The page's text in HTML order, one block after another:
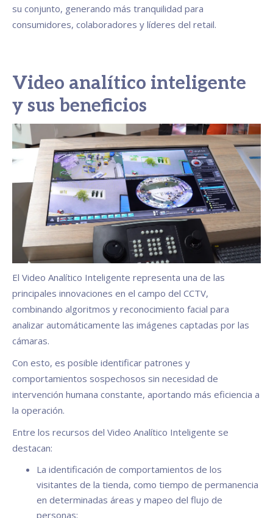
su conjunto, generando más tranquilidad para
consumidores, colaboradores y líderes del retail.
Video analítico inteligente
y sus beneficios
El Video Analítico Inteligente representa una de las
principales innovaciones en el campo del CCTV,
combinando algoritmos y reconocimiento facial para
analizar automáticamente las imágenes captadas por las
cámaras.
Con esto, es posible identificar patrones y
comportamientos sospechosos sin necesidad de
intervención humana constante, aportando más eficiencia a
la operación.
Entre los recursos del Video Analítico Inteligente se
destacan:
La identificación de comportamientos de los
visitantes de la tienda, como tiempo de permanencia
en determinadas áreas y mapeo del flujo de
personas;